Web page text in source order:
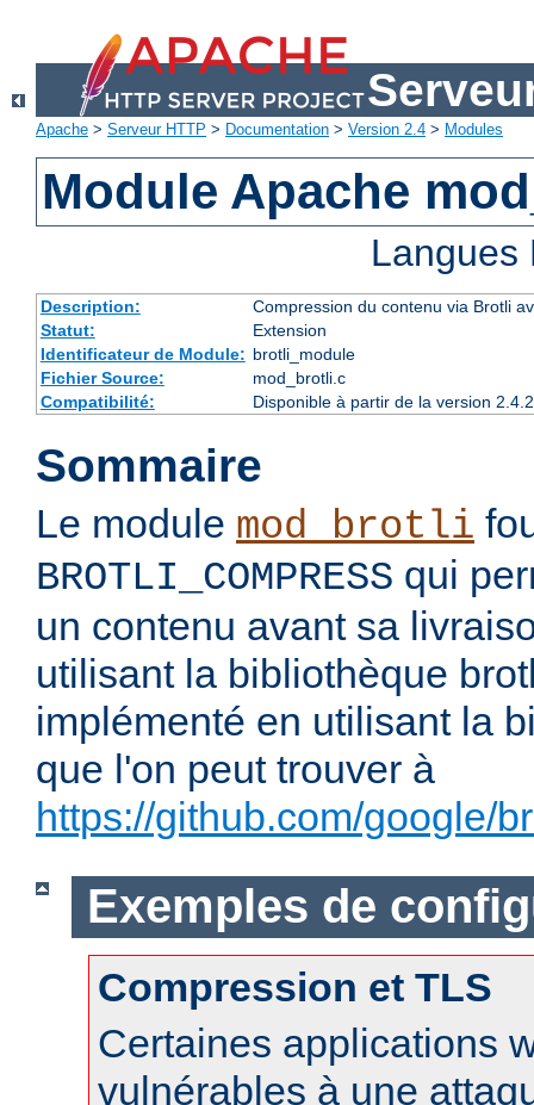
Apache > Serveur HTTP > Documentation > Version 2.4 > Modules
Module Apache
Description:
Compression du contenu via Brotli
Statut:
Extension
Identificateur de Module: brotli_module
Fichier Source:
mod_brotli.c
Compatibilité:
Disponible à partir de la version
Sommaire
Le module mod_brotli
BROTLI_COMPRESS qui
un contenu avant sa
utilisant la bibliothèque
implémenté en utilisant la
que l'on peut trouver à
https://github.com/google/
Exemples de
Compression et TLS
Certaines applications
vulnérables à une